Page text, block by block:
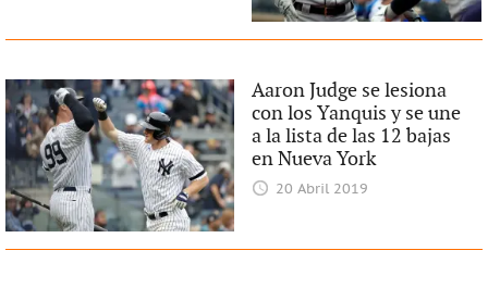
Aaron Judge se lesiona
con los Yanquis y se une
a la lista de las 12 bajas
en Nueva York
20 Abril 2019